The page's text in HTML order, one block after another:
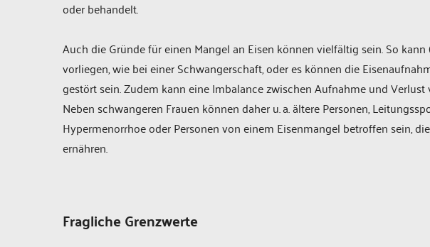
oder behandelt.
Auch die Gründe für einen Mangel an Eisen können vielfältig sein. So
vorliegen, wie bei einer Schwangerschaft, oder es können die
gestört sein. Zudem kann eine Imbalance zwischen Aufnahme und Verlust
Neben schwangeren Frauen können daher u. a. ältere Personen,
Hypermenorrhoe oder Personen von einem ­Eisenmangel betroffen sein,
ernähren.
Fragliche Grenzwerte